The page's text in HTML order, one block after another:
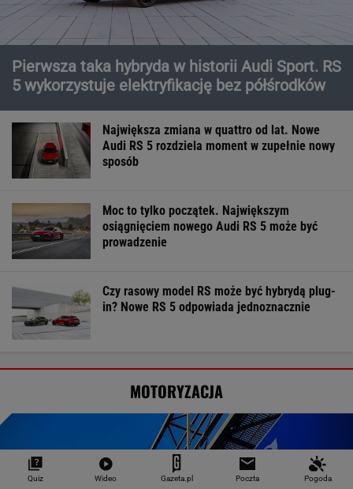
Pierwsza taka hybryda w historii Audi Sport. RS
5 wykorzystuje elektryfikację bez półśrodków
Największa zmiana w quattro od lat. Nowe
Audi RS 5 rozdziela moment w zupełnie nowy
sposób
Moc to tylko początek. Największym
osiągnięciem nowego Audi RS 5 może być
prowadzenie
Czy rasowy model RS może być hybrydą plug-
in? Nowe RS 5 odpowiada jednoznacznie
MOTORYZACJA
Quiz Wideo Gazeta.pl Poczta Pogoda